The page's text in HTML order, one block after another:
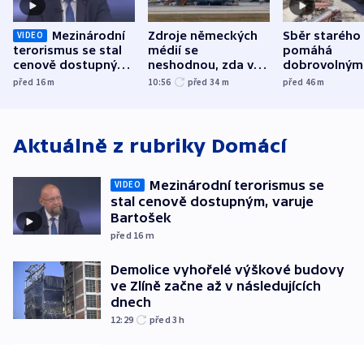
VIDEO
Mezinárodní
terorismus se stal
cenově dostupným,
varuje Bartošek
před 16m
Zdroje německých
médií se
neshodnou, zda v
letadle ohroženém
10:56 před 34 m
Sběr starého
pomáhá
dobrovolným
hasičům
před 46m
Aktuálně z rubriky Domácí
VIDEO
Mezinárodní terorismus se
stal cenově dostupným, varuje
Bartošek
před 16 m
Demolice vyhořelé výškové budovy
ve Zlíně začne až v následujících
dnech
12:29 před 3h